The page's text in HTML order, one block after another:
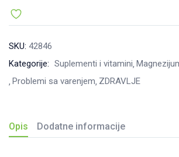
SKU: 42846
Kategorije: Suplementi i vitamini
Problemi sa varenjem ZDRAVLJE
Opis Dodatne informacije